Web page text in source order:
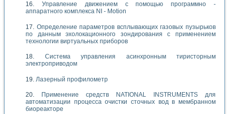
Управление движением с помощью программно -
аппаратного комплекса NI - Motion
Определение параметров всплывающих газовых пузырьков
по данным эхолокационного зондирования с применением
технологии виртуальных приборов
Система управления асинхронным тиристорным
электроприводом
Лазерный профилометр
Применение средств NATIONAL INSTRUMENTS для
автоматизации процесса очистки сточных вод в мембранном
биореакторе